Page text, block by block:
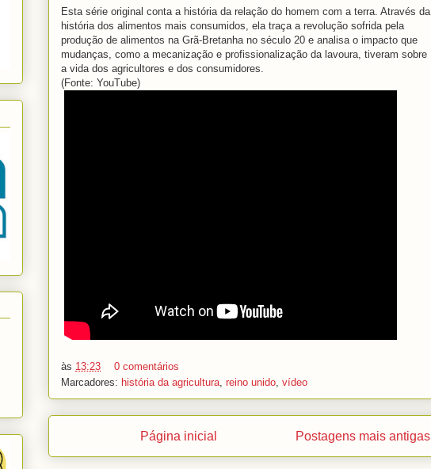
Esta série original conta a história da relação do homem com a terra. Através da
história dos alimentos mais consumidos, ela traça a revolução sofrida pela
produção de alimentos na Grã-Bretanha no século 20 e analisa o impacto que
mudanças, como a mecanização e profissionalização da lavoura, tiveram sobre
a vida dos agricultores e dos consumidores.
(Fonte: YouTube)
às 13:23
0 comentários
Marcadores: história da agricultura, reino unido, vídeo
Postagens mais antigas
Página inicial